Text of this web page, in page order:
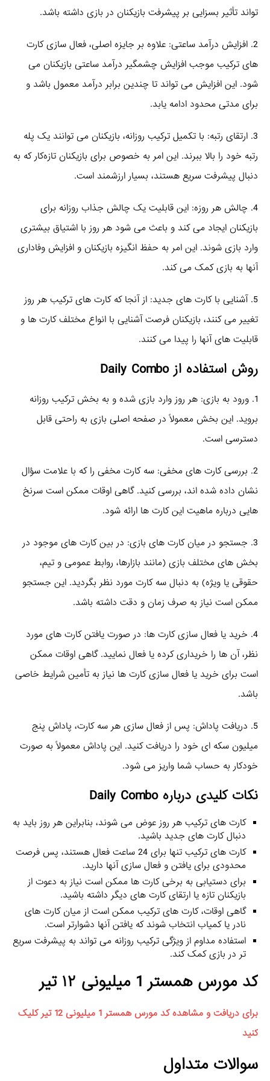
تواند تأثیر بسزایی بر پیشرفت بازیکنان در بازی داشته باشد.
2. افزایش درآمد ساعتی: علاوه بر جایزه اصلی، فعال‌ سازی کارت‌
های ترکیب موجب افزایش چشمگیر درآمد ساعتی بازیکنان می‌
شود. این افزایش می‌ تواند تا چندین برابر درآمد معمول باشد و
برای مدتی محدود ادامه یابد.
3. ارتقای رتبه: با تکمیل ترکیب روزانه، بازیکنان می‌ توانند یک پله
رتبه خود را بالا ببرند. این امر به خصوص برای بازیکنان تازه‌کار که به
دنبال پیشرفت سریع هستند، بسیار ارزشمند است.
4. چالش هر روزه: این قابلیت یک چالش جذاب روزانه برای
بازیکنان ایجاد می‌ کند و باعث می‌ شود هر روز با اشتیاق بیشتری
وارد بازی شوند. این امر به حفظ انگیزه بازیکنان و افزایش وفاداری
آنها به بازی کمک می‌ کند.
5. آشنایی با کارت‌ های جدید: از آنجا که کارت‌ های ترکیب هر روز
تغییر می‌ کنند، بازیکنان فرصت آشنایی با انواع مختلف کارت‌ ها و
قابلیت‌ های آنها را پیدا می‌ کنند.
روش استفاده از Daily Combo
1. ورود به بازی: هر روز وارد بازی شده و به بخش ترکیب روزانه
بروید. این بخش معمولاً در صفحه اصلی بازی به راحتی قابل
دسترسی است.
2. بررسی کارت‌ های مخفی: سه کارت مخفی را که با علامت سؤال
نشان داده شده‌ اند، بررسی کنید. گاهی اوقات ممکن است سرنخ‌
هایی درباره ماهیت این کارت‌ ها ارائه شود.
3. جستجو در میان کارت‌ های بازی: در بین کارت‌ های موجود در
بخش‌ های مختلف بازی (مانند بازارها، روابط عمومی و تیم،
حقوقی یا ویژه) به دنبال سه کارت مورد نظر بگردید. این جستجو
ممکن است نیاز به صرف زمان و دقت داشته باشد.
4. خرید یا فعال‌ سازی کارت‌ ها: در صورت یافتن کارت‌ های مورد
نظر، آن‌ ها را خریداری کرده یا فعال نمایید. گاهی اوقات ممکن
است برای خرید یا فعال‌ سازی کارت‌ ها نیاز به تأمین شرایط خاصی
باشد.
5. دریافت پاداش: پس از فعال‌ سازی هر سه کارت، پاداش پنج
میلیون سکه‌ ای خود را دریافت کنید. این پاداش معمولاً به صورت
خودکار به حساب شما واریز می‌ شود.
نکات کلیدی درباره Daily Combo
کارت‌ های ترکیب هر روز عوض می‌ شوند، بنابراین هر روز باید به
دنبال کارت‌ های جدید باشید.
کارت‌ های ترکیب تنها برای 24 ساعت فعال هستند، پس فرصت
محدودی برای یافتن و فعال‌ سازی آنها دارید.
برای دستیابی به برخی کارت‌ ها ممکن است نیاز به دعوت از
بازیکنان تازه یا ارتقای کارت‌ های دیگر داشته باشید.
گاهی اوقات، کارت‌ های ترکیب ممکن است از میان کارت‌ های
نادر یا کمیاب انتخاب شوند که یافتن آنها دشوارتر است.
استفاده مداوم از ویژگی ترکیب روزانه می‌ تواند به پیشرفت سریع‌
تر در بازی کمک کند.
کد مورس همستر 1 میلیونی ۱۲ تیر
برای دریافت و مشاهده کد مورس همستر 1 میلیونی 12 تیر کلیک
کنید
سوالات متداول